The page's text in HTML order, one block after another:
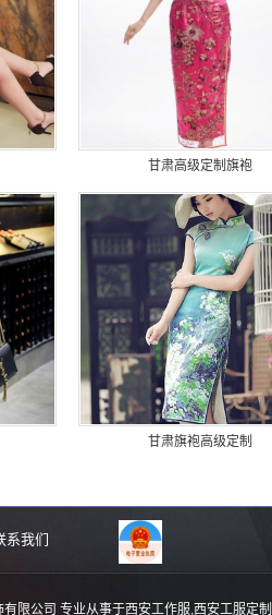
甘肃高级定制旗袍
甘肃旗袍高级定制
系我们
限公司 专业从事于西安工作服,西安工服定制